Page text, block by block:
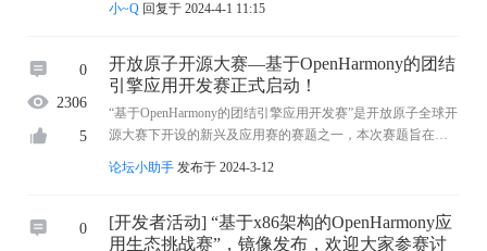
者，产出超一亿行代码，不断推动着操作系统的技 ...
小~Q 回复于 2024-4-1 11:15
0
2306
5
开放原子开源大赛—基于OpenHarmony的团结
引擎应用开发赛正式启动！
“基于OpenHarmony的团结引擎应用开发赛”是开放原子全球开
源大赛下开设的新兴及应用赛的赛题之一，本次赛题旨在鼓
引擎创造出精彩的游戏与3D应用。 大赛分为 ...
论坛小助手 发布于 2024-3-12
0
[开发者活动] “基于x86架构的OpenHarmony应
用生态挑战赛”，镜像发布，欢迎大家参赛讨